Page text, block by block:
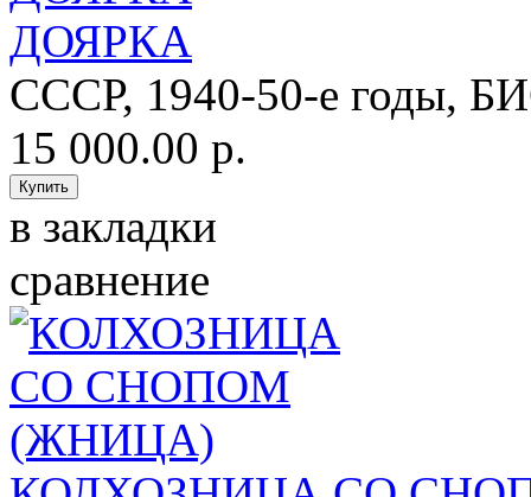
ДОЯРКА
СССР, 1940-50-е годы,
15 000.00 р.
в закладки
сравнение